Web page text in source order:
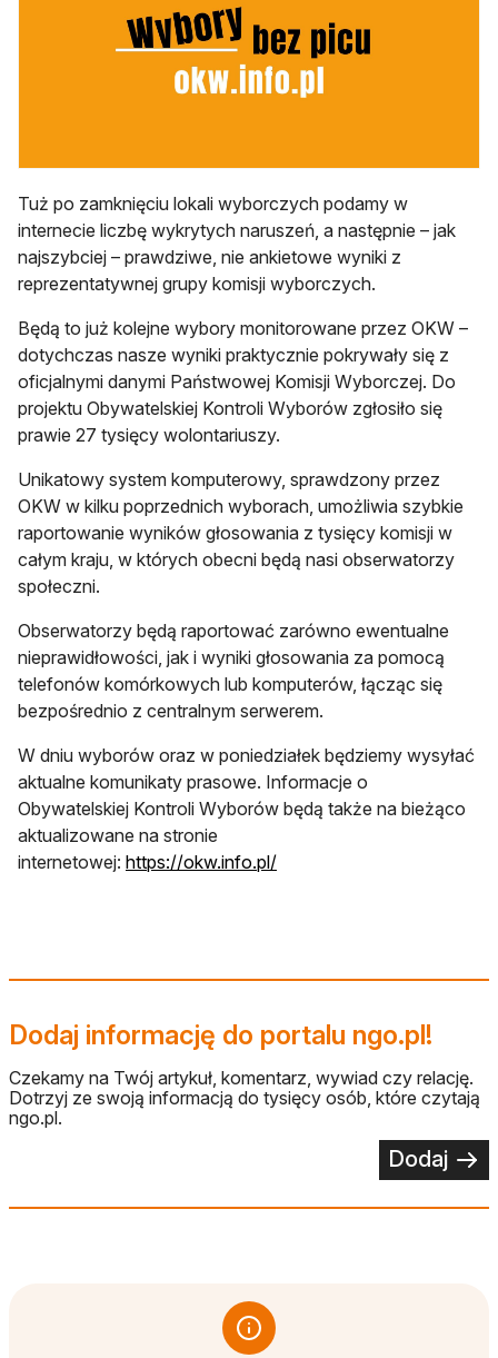
Tuż po zamknięciu lokali wyborczych podamy w
internecie liczbę wykrytych naruszeń, a następnie – jak
najszybciej – prawdziwe, nie ankietowe wyniki z
reprezentatywnej grupy komisji wyborczych.
Będą to już kolejne wybory monitorowane przez OKW –
dotychczas nasze wyniki praktycznie pokrywały się z
oficjalnymi danymi Państwowej Komisji Wyborczej. Do
projektu Obywatelskiej Kontroli Wyborów zgłosiło się
prawie 27 tysięcy wolontariuszy.
Unikatowy system komputerowy, sprawdzony przez
OKW w kilku poprzednich wyborach, umożliwia szybkie
raportowanie wyników głosowania z tysięcy komisji w
całym kraju, w których obecni będą nasi obserwatorzy
społeczni.
Obserwatorzy będą raportować zarówno ewentualne
nieprawidłowości, jak i wyniki głosowania za pomocą
telefonów komórkowych lub komputerów, łącząc się
bezpośrednio z centralnym serwerem.
W dniu wyborów oraz w poniedziałek będziemy wysyłać
aktualne komunikaty prasowe. Informacje o
Obywatelskiej Kontroli Wyborów będą także na bieżąco
aktualizowane na stronie
internetowej: https://okw.info.pl/otwiera się w nowej karcie
Dodaj informację do portalu ngo.pl!
Czekamy na Twój artykuł, komentarz, wywiad czy relację.
Dotrzyj ze swoją informacją do tysięcy osób, które czytają
ngo.pl.
Dodaj